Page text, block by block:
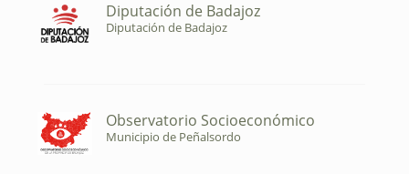
Diputación de Badajoz
Diputación de Badajoz
Observatorio Socioeconómico
Municipio de Peñalsordo